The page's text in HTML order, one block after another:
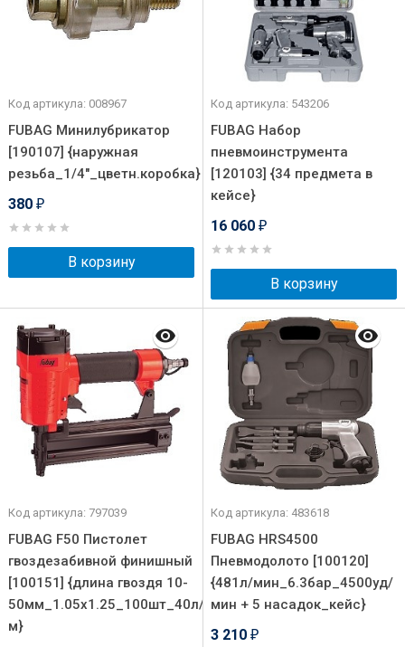
Код артикула: 008967
FUBAG Минилубрикатор
[190107] {наружная
резьба_1/4"_цветн.коробка}
380 ₽
В корзину
Код артикула: 543206
FUBAG Набор
пневмоинструмента
[120103] {34 предмета в
кейсе}
16 060 ₽
В корзину
Код артикула: 797039
FUBAG F50 Пистолет
гвоздезабивной финишный
[100151] {длина гвоздя 10-
50мм_1.05х1.25_100шт_40л/
м}
Код артикула: 483618
FUBAG HRS4500
Пневмодолото [100120]
{481л/мин_6.3бар_4500уд/
мин + 5 насадок_кейс}
3 210 ₽